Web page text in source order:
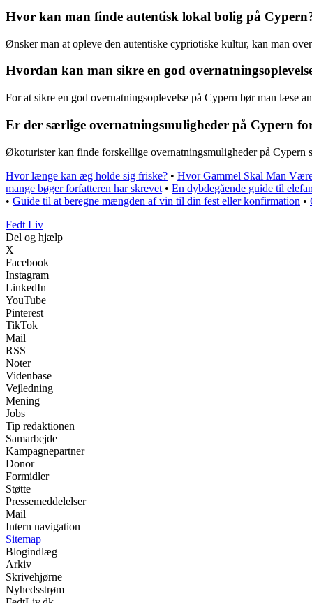
Hvor kan man finde autentisk lokal bolig på
Ønsker man at opleve den autentiske cypriotiske kultur, kan man
Hvordan kan man sikre en god
For at sikre en god overnatningsoplevelse på Cypern bør man læse
Er der særlige overnatningsmuligheder på Cypern
Økoturister kan finde forskellige overnatningsmuligheder på
Hvor længe kan æg holde sig friske? • Hvor Gammel Skal Man
mange bøger forfatteren har skrevet • En dybdegående guide til
• Guide til at beregne mængden af vin til din fest eller konfirmation •
Fedt Liv
Del og hjælp
X
Facebook
Instagram
LinkedIn
YouTube
Pinterest
TikTok
Mail
RSS
Noter
Videnbase
Vejledning
Mening
Jobs
Tip redaktionen
Samarbejde
Kampagnepartner
Donor
Formidler
Støtte
Pressemeddelelser
Mail
Intern navigation
Sitemap
Blogindlæg
Arkiv
Skrivehjørne
Nyhedsstrøm